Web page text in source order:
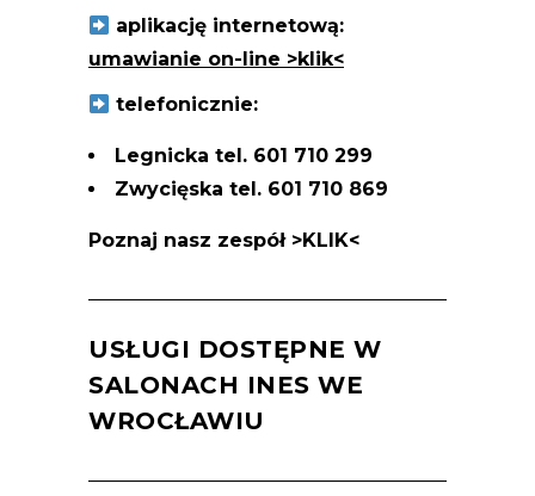
aplikację internetową:
umawianie on-line >klik<
telefonicznie:
Legnicka tel. 601 710 299
Zwycięska tel. 601 710 869
Poznaj nasz zespół >KLIK<
USŁUGI DOSTĘPNE W
SALONACH INES WE
WROCŁAWIU